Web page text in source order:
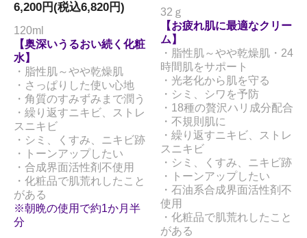
6,200円(税込6,820円)
120ml
【奥深いうるおい続く化粧
水】
・脂性肌～やや乾燥肌
・さっぱりした使い心地
・角質のすみずみまで潤う
・繰り返すニキビ、ストレ
スニキビ
・シミ、くすみ、ニキビ跡
・トーンアップしたい
・合成界面活性剤不使用
・化粧品で肌荒れしたこと
がある
※朝晩の使用で約1か月半
分
32ｇ
【お疲れ肌に最適なクリー
ム】
・脂性肌～やや乾燥肌・24
時間肌をサポート
・光老化から肌を守る
・シミ、シワを予防
・18種の贅沢ハリ成分配合
・不規則肌に
・繰り返すニキビ、ストレ
スニキビ
・シミ、くすみ、ニキビ跡
・トーンアップしたい
・石油系合成界面活性剤不
使用
・化粧品で肌荒れしたこと
がある